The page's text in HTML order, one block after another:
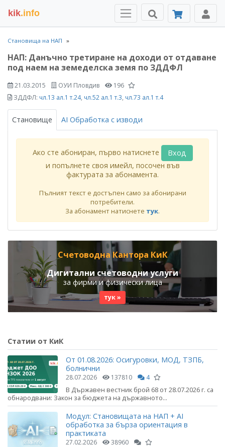
kik.info
Становища на НАП
НАП: Данъчно третиране на доходи от отдаване
под наем на земеделска земя по ЗДДФЛ
21.03.2015 ОУИ Пловдив
196
ЗДДФЛ: чл.13 ал.1 т.24, чл.52 ал.1 т.3, чл.73 ал.1 т.4
Становище AI Обработка с изводи
Ако сте абониран, първо натиснете
Вход
и попълнете своя имейл, посочен във
фактурата за абонамента.
Пълният текст е достъпен само за абонирани
потребители.
За абонамент натиснете тук.
Счетоводна Кантора КиК
Дигитални счетоводни услуги
за фирми и физически лица
тук »
Статии от КиК
От 01.08.2026: Осигуровки, МОД, ТЗПБ,
болнични
28.07.2026 137810 4
В Държавен вестник брой 68 от 28.07.2026 г. са
обнародвани: Закон за бюджета на държавното...
Модул: Становищата на НАП + AI
обработка за бърза ориентация в
практиката
27.02.2026 38960